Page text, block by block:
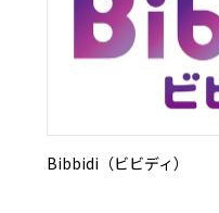
Bibbidi（ビビディ）